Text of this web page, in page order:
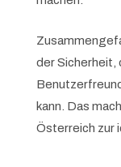
der Sicherheit,
kann. Das
Österreich zur